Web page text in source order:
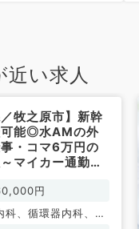
近い求人
／牧之原市】新幹
可能◎水AMの外
・コマ6万円の
マイカー通勤可
円
科、循環器内科、呼